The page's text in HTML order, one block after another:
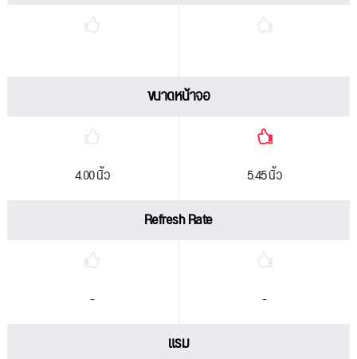
ขนาดหน้าจอ
4.00 นิ้ว 5.45 นิ้ว
Refresh Rate
- -
แรม